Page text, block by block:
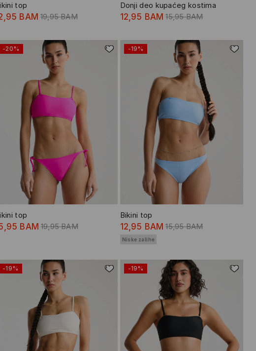
top
BAM 19,95 BAM
Donji deo kupaćeg kostima
12,95 BAM 15,95 BAM
-20%
top
BAM 19,95 BAM
-19%
Bikini top
12,95 BAM 15,95 BAM
Niske zalihe
-19% -19%